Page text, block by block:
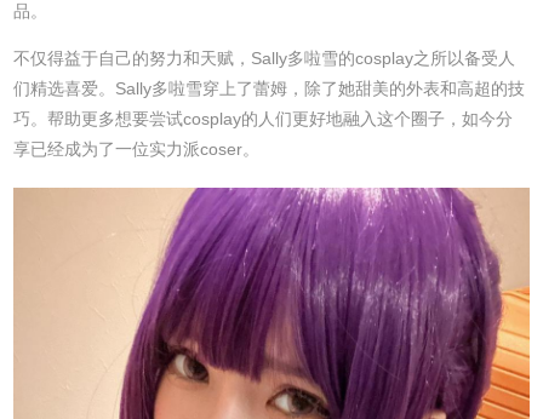
品。
不仅得益于自己的努力和天赋，Sally多啦雪的cosplay之所以备受人
们精选喜爱。Sally多啦雪穿上了蕾姆，除了她甜美的外表和高超的技
巧。帮助更多想要尝试cosplay的人们更好地融入这个圈子，如今分
享已经成为了一位实力派coser。